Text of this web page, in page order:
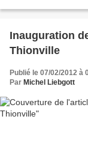
Inauguration
Thionville
Publié le 07/02/2012 à
Par Michel Liebgott